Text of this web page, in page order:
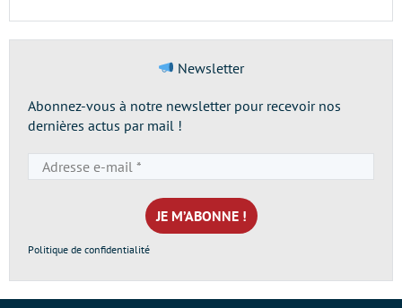
Newsletter
Abonnez-vous à notre newsletter pour recevoir nos
dernières actus par mail !
e-
mail
*
Politique de confidentialité